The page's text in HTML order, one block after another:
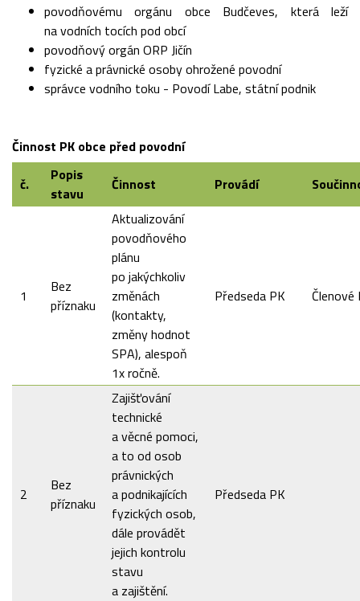
povodňovému orgánu obce Budčeves, která leží
na vodních tocích pod obcí
povodňový orgán ORP Jičín
fyzické a právnické osoby ohrožené povodní
správce vodního toku - Povodí Labe, státní podnik
Činnost PK obce před povodní
č.
Popis
stavu
Činnost Provádí
1
Bez
příznaku
Aktualizování
povodňového
plánu
po jakýchkoliv
změnách
(kontakty,
změny hodnot
SPA), alespoň
1x ročně.
Předseda PK Členové
2
Bez
příznaku
Zajišťování
technické
a věcné pomoci,
a to od osob
právnických
a podnikajících
fyzických osob,
dále provádět
jejich kontrolu
stavu
a zajištění.
Předseda PK